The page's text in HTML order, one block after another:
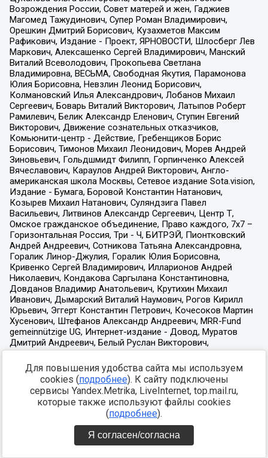
Для повышения удобства сайта мы используем
cookies (подробнее). К сайту подключены
сервисы Yandex.Metrika, LiveInternet, top.mail.ru,
которые также используют файлы cookies
(подробнее).
Я согласен/согласна